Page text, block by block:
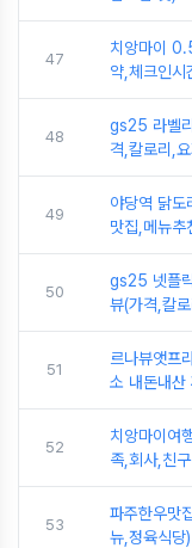
47
치앙마이
약,체크인시
48
gs25 라벨
격,칼로리,
49
야당역 닭도
맛집,메뉴추
50
gs25 넷플
뷰(가격,칼
51
르나뷰앳
소 내돈내산
52
치앙마이여
족,회사,친
53
파주한우맛
뉴,정육식당)